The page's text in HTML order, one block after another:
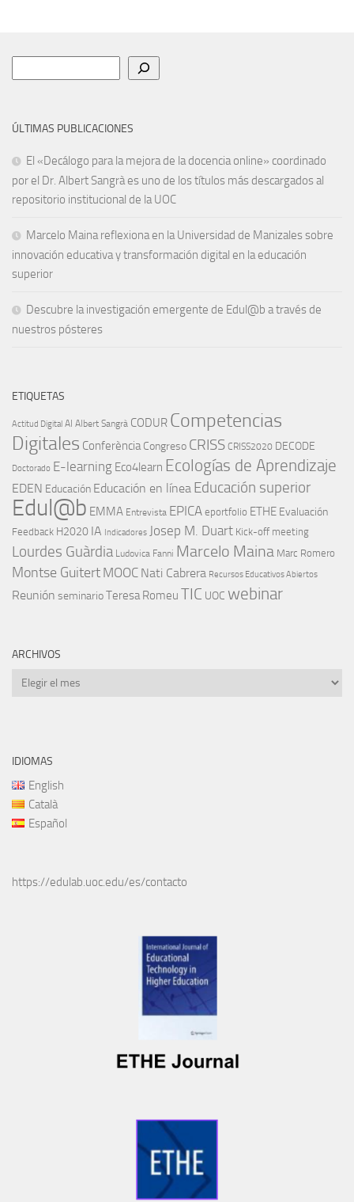
ÚLTIMAS PUBLICACIONES
El «Decálogo para la mejora de la docencia online» coordinado
por el Dr. Albert Sangrà es uno de los títulos más descargados al
repositorio institucional de la UOC
Marcelo Maina reflexiona en la Universidad de Manizales sobre
innovación educativa y transformación digital en la educación
superior
Descubre la investigación emergente de Edul@b a través de
nuestros pósteres
ETIQUETAS
Actitud Digital AI Albert Sangrà CODUR Competencias
Digitales Conferència Congreso CRISS CRISS2020 DECODE
Doctorado E-learning Eco4learn Ecologías de Aprendizaje
EDEN Educación Educación en línea Educación superior
Edul@b EMMA Entrevista EPICA eportfolio ETHE Evaluación
Feedback H2020 IA Indicadores Josep M. Duart Kick-off meeting
Lourdes Guàrdia Ludovica Fanni Marcelo Maina Marc Romero
Montse Guitert MOOC Nati Cabrera Recursos Educativos Abiertos
Reunión seminarioTeresa Romeu TIC UOC webinar
ARCHIVOS
Archivos
IDIOMAS
English
Català
Español
https://edulab.uoc.edu/es/contacto